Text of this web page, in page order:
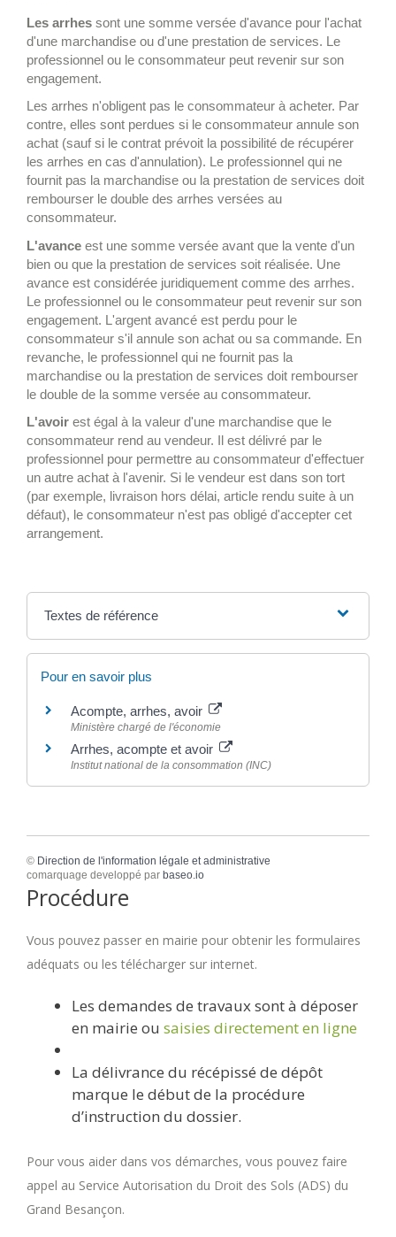
Les arrhes sont une somme versée d'avance pour l'achat
d'une marchandise ou d'une prestation de services. Le
professionnel ou le consommateur peut revenir sur son
engagement.
Les arrhes n'obligent pas le consommateur à acheter. Par
contre, elles sont perdues si le consommateur annule son
achat (sauf si le contrat prévoit la possibilité de récupérer
les arrhes en cas d'annulation). Le professionnel qui ne
fournit pas la marchandise ou la prestation de services doit
rembourser le double des arrhes versées au
consommateur.
L'avance est une somme versée avant que la vente d'un
bien ou que la prestation de services soit réalisée. Une
avance est considérée juridiquement comme des arrhes.
Le professionnel ou le consommateur peut revenir sur son
engagement. L'argent avancé est perdu pour le
consommateur s'il annule son achat ou sa commande. En
revanche, le professionnel qui ne fournit pas la
marchandise ou la prestation de services doit rembourser
le double de la somme versée au consommateur.
L'avoir est égal à la valeur d'une marchandise que le
consommateur rend au vendeur. Il est délivré par le
professionnel pour permettre au consommateur d'effectuer
un autre achat à l'avenir. Si le vendeur est dans son tort
(par exemple, livraison hors délai, article rendu suite à un
défaut), le consommateur n'est pas obligé d'accepter cet
arrangement.
Textes de référence
Pour en savoir plus
Acompte, arrhes, avoir
Ministère chargé de l'économie
Arrhes, acompte et avoir
Institut national de la consommation (INC)
© Direction de l'information légale et administrative
comarquage developpé par baseo.io
Procédure
Vous pouvez passer en mairie pour obtenir les formulaires
adéquats ou les télécharger sur internet.
Les demandes de travaux sont à déposer
en mairie ou saisies directement en ligne
La délivrance du récépissé de dépôt
marque le début de la procédure
d’instruction du dossier.
Pour vous aider dans vos démarches, vous pouvez faire
appel au Service Autorisation du Droit des Sols (ADS) du
Grand Besançon.